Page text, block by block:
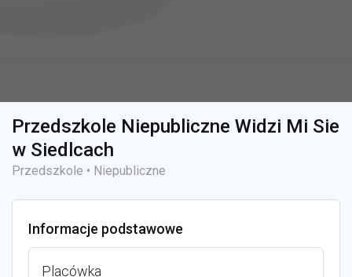
Przedszkole Niepubliczne Widzi Mi Sie
w Siedlcach
Przedszkole • Niepubliczne
Informacje podstawowe
Placówka